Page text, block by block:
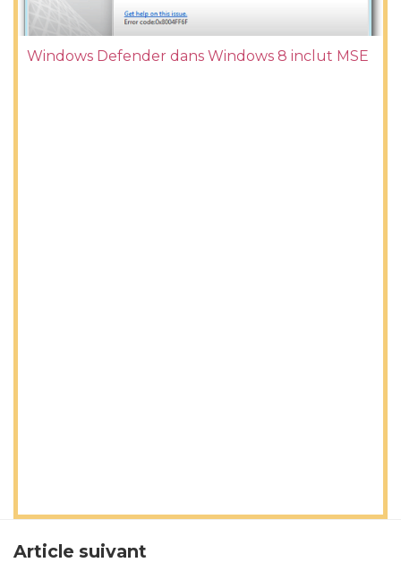
Windows Defender dans Windows 8 inclut MSE
Article suivant